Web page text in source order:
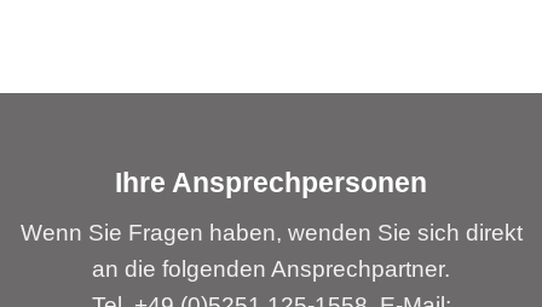
Ihre Ansprechpersonen
Wenn Sie Fragen haben, wenden Sie sich direkt
an die folgenden Ansprechpartner.